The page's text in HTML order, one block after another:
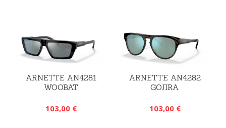
ARNETTE AN4281
WOOBAT
103,00 €
ARNETTE AN4282
GOJIRA
103,00 €